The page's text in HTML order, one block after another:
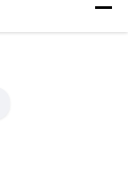
Mengirim